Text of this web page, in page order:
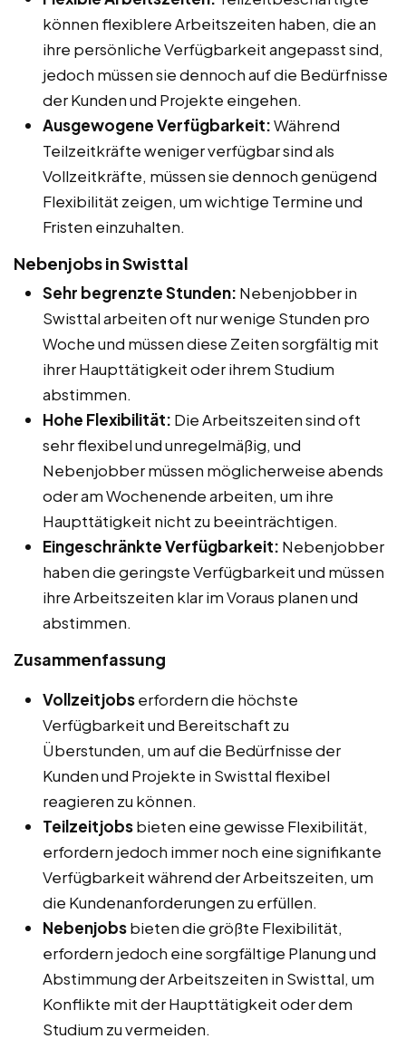
können flexiblere Arbeitszeiten haben, die an
ihre persönliche Verfügbarkeit angepasst sind,
jedoch müssen sie dennoch auf die Bedürfnisse
der Kunden und Projekte eingehen.
Ausgewogene Verfügbarkeit:Während
Teilzeitkräfte weniger verfügbar sind als
Vollzeitkräfte, müssen sie dennoch genügend
Flexibilität zeigen, um wichtige Termine und
Fristen einzuhalten.
Nebenjobs in Swisttal
Sehr begrenzte Stunden: Nebenjobber in
Swisttal arbeiten oft nur wenige Stunden pro
Woche und müssen diese Zeiten sorgfältig mit
ihrer Haupttätigkeit oder ihrem Studium
abstimmen.
Hohe Flexibilität: Die Arbeitszeiten sind oft
sehr flexibel und unregelmäßig, und
Nebenjobber müssen möglicherweise abends
oder am Wochenende arbeiten, um ihre
Haupttätigkeit nicht zu beeinträchtigen.
Eingeschränkte Verfügbarkeit: Nebenjobber
haben die geringste Verfügbarkeit und müssen
ihre Arbeitszeiten klar im Voraus planen und
abstimmen.
Zusammenfassung
Vollzeitjobserfordern die höchste
Verfügbarkeit und Bereitschaft zu
Überstunden, um auf die Bedürfnisse der
Kunden und Projekte in Swisttal flexibel
reagieren zu können.
Teilzeitjobsbieten eine gewisse Flexibilität,
erfordern jedoch immer noch eine signifikante
Verfügbarkeit während der Arbeitszeiten, um
die Kundenanforderungen zu erfüllen.
Nebenjobsbieten die größte Flexibilität,
erfordern jedoch eine sorgfältige Planung und
Abstimmung der Arbeitszeiten in Swisttal, um
Konflikte mit der Haupttätigkeit oder dem
Studium zu vermeiden.